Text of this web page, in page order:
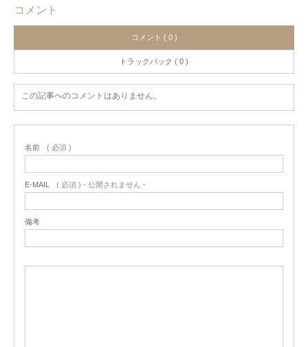
コメント
コメント ( 0 )
トラックバック ( 0 )
この記事へのコメントはありません。
名前 ( 必須 )
E-MAIL ( 必須 ) - 公開されません -
備考